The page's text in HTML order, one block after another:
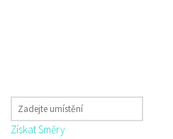
Získat Směry